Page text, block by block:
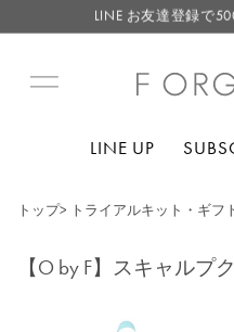
LINE お友達登録で
【重要】お盆期間中のお問
LINE お友達登録で
LINE UP
トップ> トライアルキット・ギフ
【O by F】スキャル